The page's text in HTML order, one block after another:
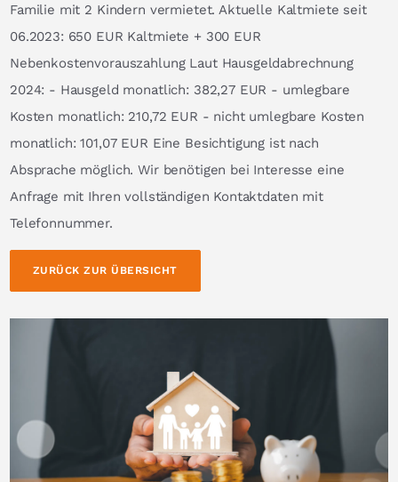
Familie mit 2 Kindern vermietet. Aktuelle Kaltmiete seit
06.2023: 650 EUR Kaltmiete + 300 EUR
Nebenkostenvorauszahlung Laut Hausgeldabrechnung
2024: - Hausgeld monatlich: 382,27 EUR - umlegbare
Kosten monatlich: 210,72 EUR - nicht umlegbare Kosten
monatlich: 101,07 EUR Eine Besichtigung ist nach
Absprache möglich. Wir benötigen bei Interesse eine
Anfrage mit Ihren vollständigen Kontaktdaten mit
Telefonnummer.
ZURÜCK ZUR ÜBERSICHT